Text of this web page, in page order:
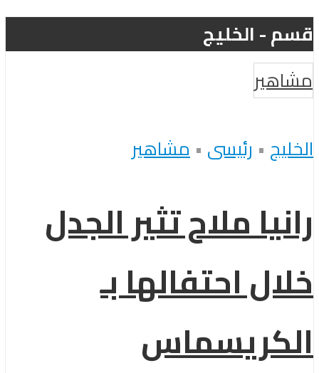
قسم - الخليج
مشاهير
الخليج • رئيسى •مشاهير
رانيا ملاح تثير الجدل
خلال احتفالها بـ
الكريسماس